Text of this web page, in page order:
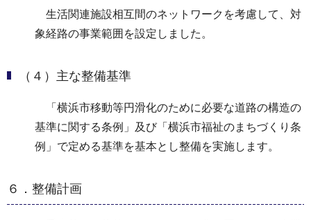
生活関連施設相互間のネットワークを考慮して、対
象経路の事業範囲を設定しました。
（４）主な整備基準
「横浜市移動等円滑化のために必要な道路の構造の
基準に関する条例」及び「横浜市福祉のまちづくり条
例」で定める基準を基本とし整備を実施します。
６．整備計画